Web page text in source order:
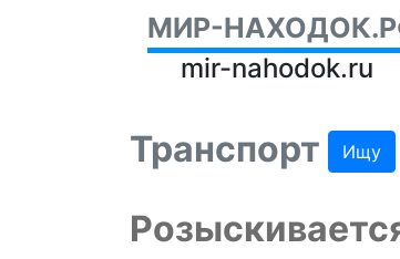
МИР-
mir-nahodok.ru
Транспорт Ищу